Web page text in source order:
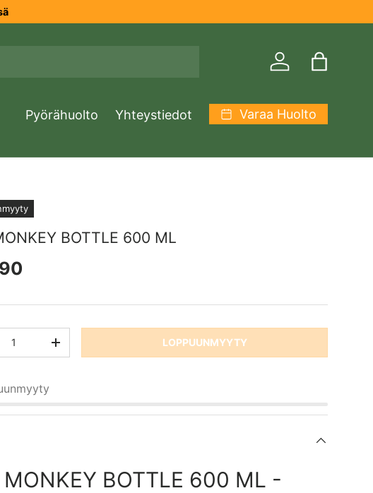
Kirjaudu sisään
Laukku
Pyörähuolto Yhteystiedot Varaa Huolto
BOTTLE 600 ML
hinta
MISSING: FI.CART.ITEMS.DECREASE_QUANTITY
TRANSLATION MISSING: FI.CART.ITEMS.INCREASE_QUANTITY
LOPPUUNMYYTY
MONKEY BOTTLE 600 ML -